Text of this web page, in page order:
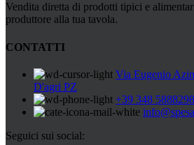
Vendita diretta di prodotti tipici e
produttore alla tua tavola.
CONTATTI
Via Eugenio
D'agri PZ
+39 348 5888298
Seguici sui social: